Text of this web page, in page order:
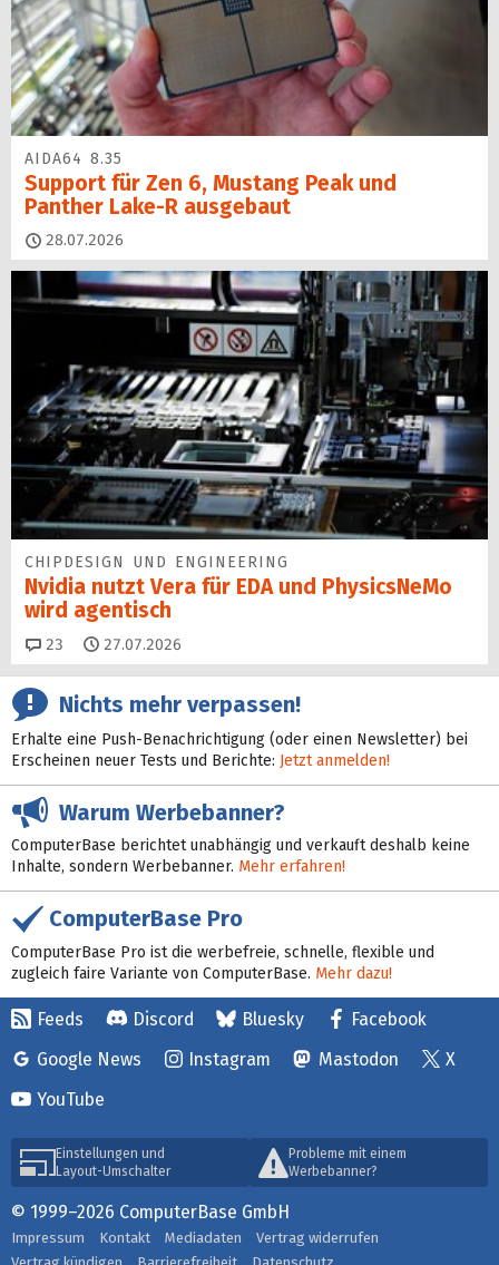
AIDA64 8.35
Support für Zen 6, Mustang Peak und
Panther Lake-R ausgebaut
28.07.2026
CHIPDESIGN UND ENGINEERING
Nvidia nutzt Vera für EDA und PhysicsNeMo
wird agentisch
23 Kommentare
27.07.2026
Nichts mehr verpassen!
Erhalte eine Push-Benachrichtigung (oder einen Newsletter) bei
Erscheinen neuer Tests und Berichte: Jetzt anmelden!
Warum Werbebanner?
ComputerBase berichtet unabhängig und verkauft deshalb keine
Inhalte, sondern Werbebanner. Mehr erfahren!
ComputerBase Pro
ComputerBase Pro ist die werbefreie, schnelle, flexible und
zugleich faire Variante von ComputerBase. Mehr dazu!
Feeds Discord Bluesky
Facebook
Google News
Instagram Mastodon
X
YouTube
Einstellungen und
Layout-Umschalter
Probleme mit einem
Werbebanner?
© 1999–2026 ComputerBase GmbH
Impressum Kontakt Mediadaten
Vertrag widerrufen